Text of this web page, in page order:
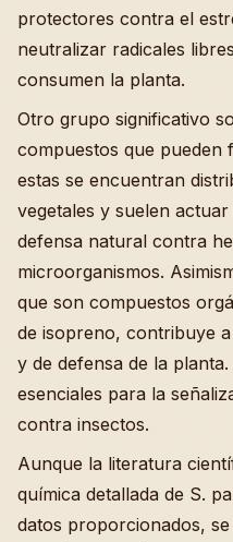
protectores contra el
neutralizar radicales
consumen la planta.
Otro grupo significativo
compuestos que pueden
estas se encuentran
vegetales y suelen
defensa natural contra
microorganismos.
que son compuestos
de isopreno, contribuye
y de defensa de la
esenciales para la
contra insectos.
Aunque la literatura
química detallada de S.
datos proporcionados,